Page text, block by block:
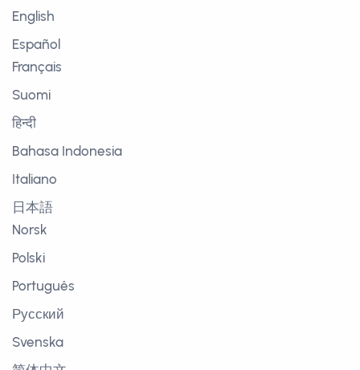
English
Español
Français
Suomi
हिन्दी
Bahasa Indonesia
Italiano
日本語
Norsk
Polski
Português
Русский
Svenska